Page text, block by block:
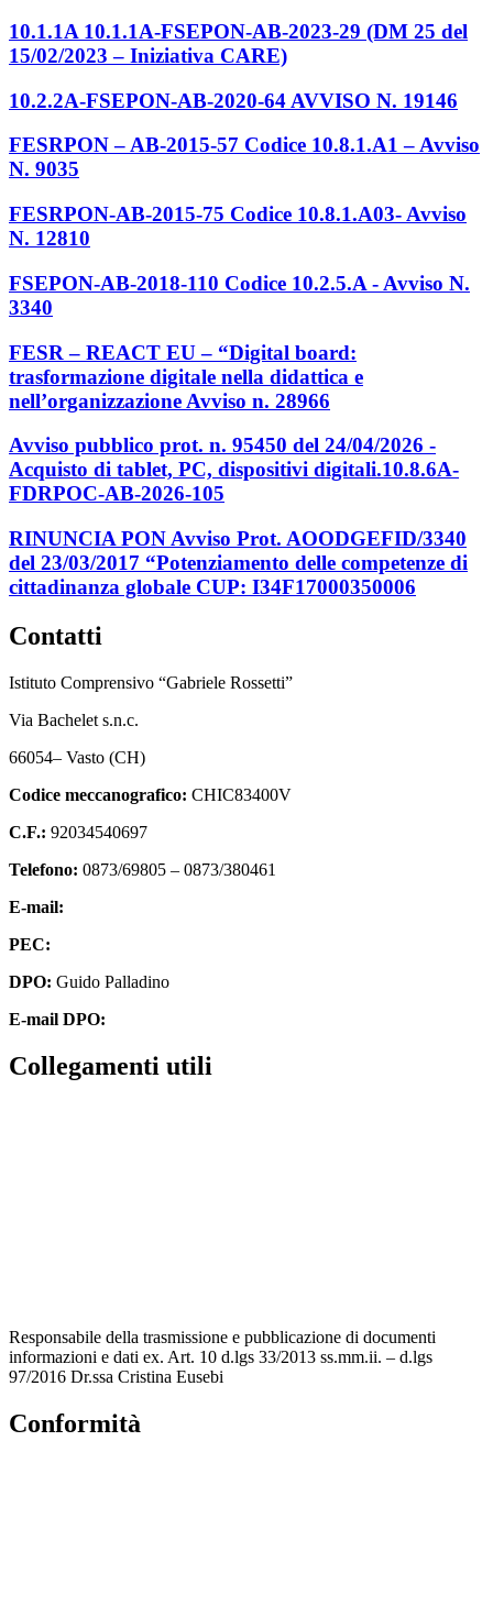
10.1.1A 10.1.1A-FSEPON-AB-2023-29 (DM 25 del
15/02/2023 – Iniziativa CARE)
10.2.2A-FSEPON-AB-2020-64 AVVISO N. 19146
FESRPON – AB-2015-57 Codice 10.8.1.A1 – Avviso
N. 9035
FESRPON-AB-2015-75 Codice 10.8.1.A03- Avviso
N. 12810
FSEPON-AB-2018-110 Codice 10.2.5.A - Avviso N.
3340
FESR – REACT EU – “Digital board:
trasformazione digitale nella didattica e
nell’organizzazione Avviso n. 28966
Avviso pubblico prot. n. 95450 del 24/04/2026 -
Acquisto di tablet, PC, dispositivi digitali.10.8.6A-
FDRPOC-AB-2026-105
RINUNCIA PON Avviso Prot. AOODGEFID/3340
del 23/03/2017 “Potenziamento delle competenze di
cittadinanza globale CUP: I34F17000350006
Contatti
Istituto Comprensivo “Gabriele Rossetti”
Via Bachelet s.n.c.
66054– Vasto (CH)
Codice meccanografico: CHIC83400V
C.F.: 92034540697
Telefono: 0873/69805 – 0873/380461
E-mail:
PEC:
DPO: Guido Palladino
E-mail DPO:
Collegamenti utili
Responsabile della trasmissione e pubblicazione di documenti
informazioni e dati ex. Art. 10 d.lgs 33/2013 ss.mm.ii. – d.lgs
97/2016 Dr.ssa Cristina Eusebi
Conformità